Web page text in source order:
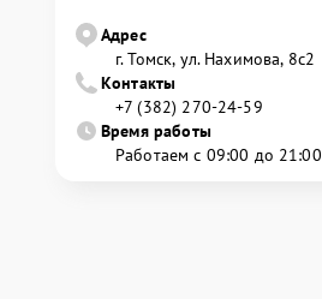
Адрес
г. Томск, ул. Нахимова, 8с2
Контакты
+7 (382) 270-24-59
Время работы
Работаем с 09:00 до 21:00